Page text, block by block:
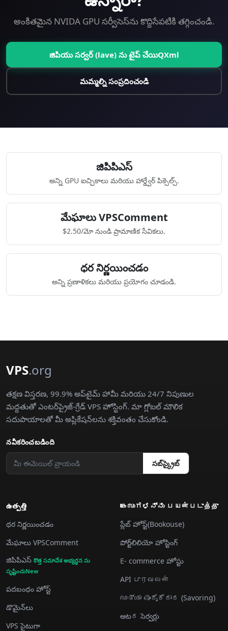
అంకితమైన NVIDA GPU సర్వీసెస్‌ను కొద్దిసేపటికి తగ్గించండి.
జిపియు సర్వర్ (lave) ను టైప్ చేయిQXml
మమ్మల్ని సంప్రదించండి
జిపిపిఎస్
అన్ని GPU ఐచ్చికాలు మరియు హార్డ్వేర్ పిక్సెల్స్.
మేఘాలు VPSComment
$2.50/మో నుండి ప్రామాణిక సేవికలు.
ధర నిర్ణయించడం
అన్ని ప్రణాళికలు మరియు ప్రయోగం చూడండి.
VPS.org
తక్షణ విస్తరణ, 99.9% అప్‌టైమ్ హామీ మరియు 24/7 నిపుణుల
మద్దతుతో ఎంటర్‌ప్రైజ్-గ్రేడ్ VPS హోస్టింగ్. మా గ్లోబల్ మౌలిక
సదుపాయాలతో మీ అప్లికేషన్‌లను శక్తివంతం చేసుకోండి.
నవీకరించబడింది
సబ్‌స్క్రైబ్
ఉత్పత్తి
ధర నిర్ణయించడం
మేఘాలు VPSComment
జిపిపిఎస్ కొత్త సమావేశ అభ్యర్థన ను
సృష్టించుNew
పదబంధం హోస్ట్
డొమైన్‌లు
VPS సైటుగా
കേസುಗಳನ್ನು பயன்படுத்து
ప్లేబ్ హోస్ట్(Bookouse)
పోర్ట్‌లిలియో హోస్టింగ్
E- commerce హోస్టు
API புரவலன்
സാತ್ಯಾ ಪೂರೈಕೆದಾರ (Savoring)
ఆటದ సెర్వర్లు